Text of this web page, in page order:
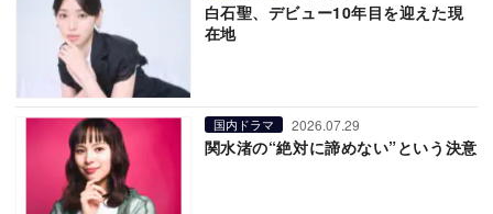
白石聖、デビュー10年目を迎えた現
在地
国内ドラマ 2026.07.29
関水渚の“絶対に諦めない”という決意